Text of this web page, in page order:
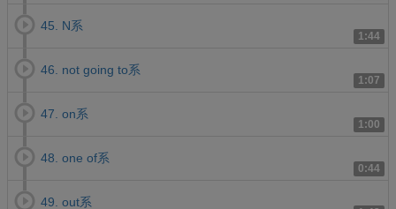
1:44
45. N系
1:07
46. not going to系
1:00
47. on系
0:44
48. one of系
49. out系